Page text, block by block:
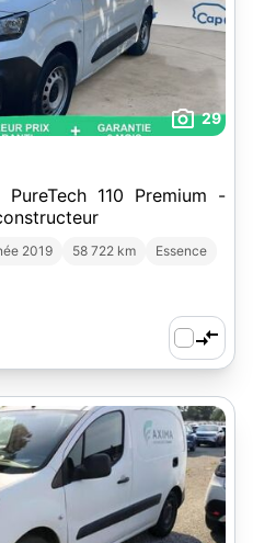
29
110 Premium -
2019 58 722 km
Essence